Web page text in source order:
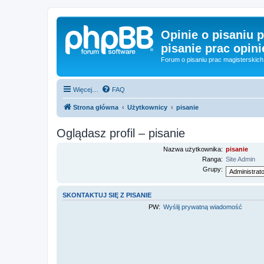
Opinie o pisaniu
pisanie prac
Forum o pisaniu prac
Więcej… FAQ
Strona główna Użytkownicy pisanie
Oglądasz profil – pisanie
Nazwa użytkownika: pisanie
Ranga: Site Admin
Grupy:
SKONTAKTUJ SIĘ Z PISANIE
PW: Wyślij prywatną wiadomość